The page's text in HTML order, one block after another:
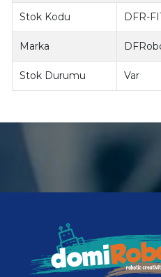
Stok Kodu DFR-
Marka
Stok Durumu Var